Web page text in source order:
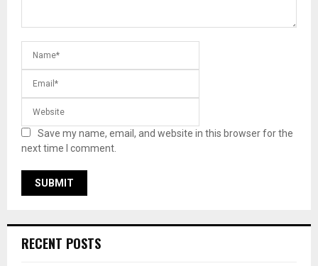
Save my name, email, and website in this browser for the
next time I comment.
RECENT POSTS